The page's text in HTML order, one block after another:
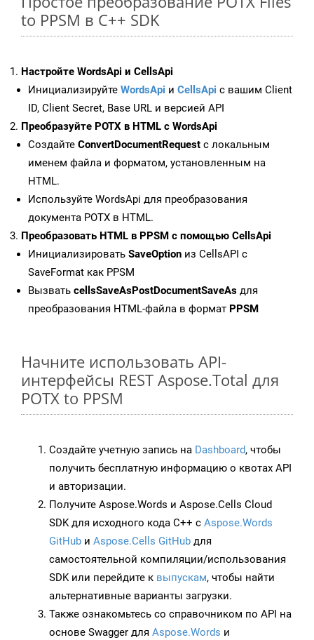
to PPSM в C++ SDK
Настройте WordsApi и CellsApi
Инициализируйте WordsApi и CellsApi с вашим Client
ID, Client Secret, Base URL и версией API
Преобразуйте POTX в HTML с WordsApi
Создайте ConvertDocumentRequest с локальным
именем файла и форматом, установленным на
HTML.
Используйте WordsApi для преобразования
документа POTX в HTML.
Преобразовать HTML в PPSM с помощью CellsApi
Инициализировать SaveOption из CellsAPI с
SaveFormat как PPSM
Вызвать cellsSaveAsPostDocumentSaveAs для
преобразования HTML-файла в формат PPSM
Начните использовать API-
интерфейсы REST Aspose.Total для
POTX to PPSM
Создайте учетную запись на Dashboard, чтобы
получить бесплатную информацию о квотах API
и авторизации.
Получите Aspose.Words и Aspose.Cells Cloud
SDK для исходного кода C++ с Aspose.Words
GitHub и Aspose.Cells GitHub для
самостоятельной компиляции/использования
SDK или перейдите к выпускам, чтобы найти
альтернативные варианты загрузки.
Также ознакомьтесь со справочником по API на
основе Swagger для Aspose.Words и